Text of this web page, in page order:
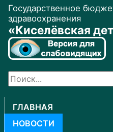
Государственное
здравоохранения
«Киселёвская
ГЛАВНАЯ
НОВОСТИ